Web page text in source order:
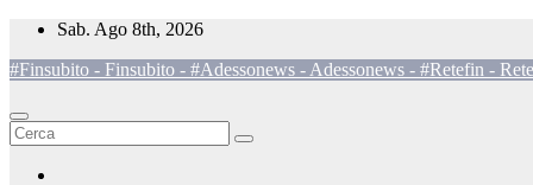
Salta
contenuto
Sab. Ago 8th, 2026
#Finsubito - Finsubito - #Adessonews - Adessonews - #Retefin -